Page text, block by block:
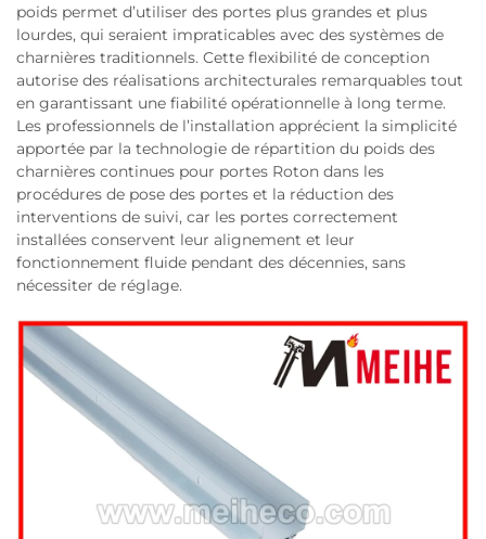
poids permet d’utiliser des portes plus grandes et plus
lourdes, qui seraient impraticables avec des systèmes de
charnières traditionnels. Cette flexibilité de conception
autorise des réalisations architecturales remarquables tout
en garantissant une fiabilité opérationnelle à long terme.
Les professionnels de l’installation apprécient la simplicité
apportée par la technologie de répartition du poids des
charnières continues pour portes Roton dans les
procédures de pose des portes et la réduction des
interventions de suivi, car les portes correctement
installées conservent leur alignement et leur
fonctionnement fluide pendant des décennies, sans
nécessiter de réglage.